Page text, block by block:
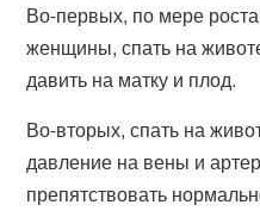
Во-первых, по мере
женщины, спать на
давить на матку и плод.
Во-вторых, спать на
давление на вены и
препятствовать